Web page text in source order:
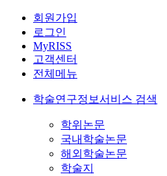
회원가입
로그인
MyRISS
고객센터
전체메뉴
학술연구정보서비스 검색
학위논문
국내학술논문
해외학술논문
학술지